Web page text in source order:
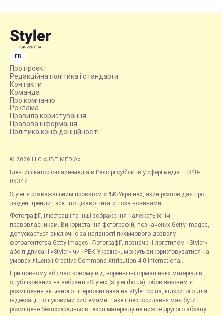
FB
Про проєкт
Редакційна політика і стандарти
Контакти
Команда
Про компанію
Реклама
Правила користування
Правова інформація
Політика конфіденційності
© 2026 LLC «UBT MEDIA»
Ідентифікатор онлайн-медіа в Реєстрі суб’єктів у сфері медіа — R40-
05347
Styler є розважальним проєктом «РБК-Україна», який розповідає про
людей, тренди і все, що цікаво читати поза новинами.
Фотографії, ілюстрації та інші зображення належать їхнім
правовласникам. Використання фотографій, позначених Getty Images,
допускається виключно за наявності письмового дозволу
фотоагентства Getty Images. Фотографії, позначені логотипом «Styler»
або підписані «Styler» чи «РБК-Україна», можуть використовуватися на
умовах ліцензії Creative Commons Attribution 4.0 International.
При повному або частковому відтворенні інформаційних матеріалів,
опублікованих на вебсайті «Styler» (styler.rbc.ua), обов'язковим є
розміщення активного гіперпосилання на styler.rbc.ua, відкритого для
індексації пошуковими системами. Таке гіперпосилання має бути
розміщене безпосередньо в тексті матеріалу не нижче другого абзацу.